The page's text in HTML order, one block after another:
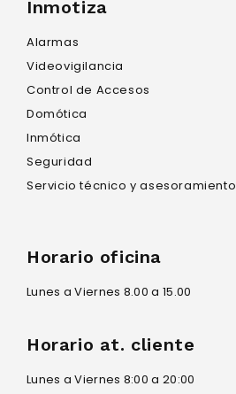
Inmotiza
Alarmas
Videovigilancia
Control de Accesos
Domótica
Inmótica
Seguridad
Servicio técnico y asesoramiento
Horario oficina
Lunes a Viernes 8.00 a 15.00
Horario at. cliente
Lunes a Viernes 8:00 a 20:00